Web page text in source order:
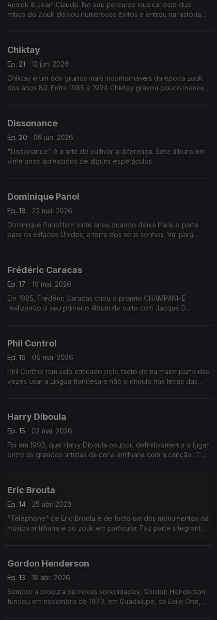
Annick & Jean-Claude. No seu percurso musical este duo
mítico do Zouk deixou numerosos êxitos e entrou na história
Chiktay
Ep. 21
12 jun. 2026
Chiktay é um dos grupos mais incontornáveis da época zouk
dos anos 80. Entre 1985 e 1994 Chiktay gravou pouco menos
Dissonance
Ep. 20
06 jun. 2026
"Dissonance" é a arte de cultivar a diferença. Sete álbuns em
vinte anos acrescidos de alguns espetáculos.
Dominique Panol
Ep. 18
23 mai. 2026
Dominique Panol tem vinte anos quando deixa Paris e parte
para os Estados Unidos, a terra dos seus sonhos. Vai para
Frédéric Caracas
Ep. 17
16 mai. 2026
Em 1985, Frédéric Caracas criou o projeto CHAMPANHE
realizando o seu primeiro álbum de culto com Jacqes D
Phil Control
Ep. 16
09 mai. 2026
Phil Control tem sido criticado pelo facto de na maior parte das
vezes usar a Língua francesa e não o crioulo nas letras das
Harry Diboula
Ep. 15
02 mai. 2026
Foi em 1993, que Harry Diboula ocupou definitivamente o lugar
entre os grandes artistas da cena antilhana com a canção “Tu
Eric Brouta
Ep. 14
25 abr. 2026
”Téléphone” de Eric Brouta é de facto um dos monumentos da
música antilhana e do zouk em particular. Faz parte integrante
Gordon Henderson
Ep. 13
18 abr. 2026
Sempre a procura de novas sonoridades, Gordon Henderson
fundou em novembro de 1973, em Guadalupe, os Exile One,